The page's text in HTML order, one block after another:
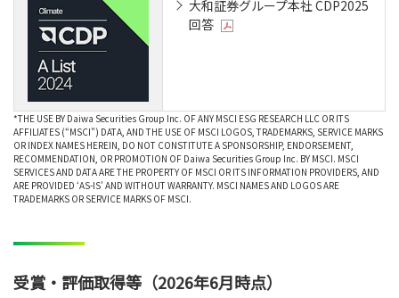
大和証券グループ本社 CDP2025
回答
*THE USE BY Daiwa Securities Group Inc. OF ANY MSCI ESG RESEARCH LLC OR ITS
AFFILIATES (“MSCI”) DATA, AND THE USE OF MSCI LOGOS, TRADEMARKS, SERVICE MARKS
OR INDEX NAMES HEREIN, DO NOT CONSTITUTE A SPONSORSHIP, ENDORSEMENT,
RECOMMENDATION, OR PROMOTION OF Daiwa Securities Group Inc. BY MSCI. MSCI
SERVICES AND DATA ARE THE PROPERTY OF MSCI OR ITS INFORMATION PROVIDERS, AND
ARE PROVIDED ‘AS-IS’ AND WITHOUT WARRANTY. MSCI NAMES AND LOGOS ARE
TRADEMARKS OR SERVICE MARKS OF MSCI.
受賞・評価取得等（2026年6月時点）